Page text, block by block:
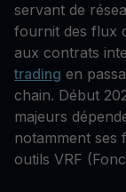
servant de
fournit des flux
aux contrats
trading en
chain. Début
majeurs
notamment ses
outils VRF